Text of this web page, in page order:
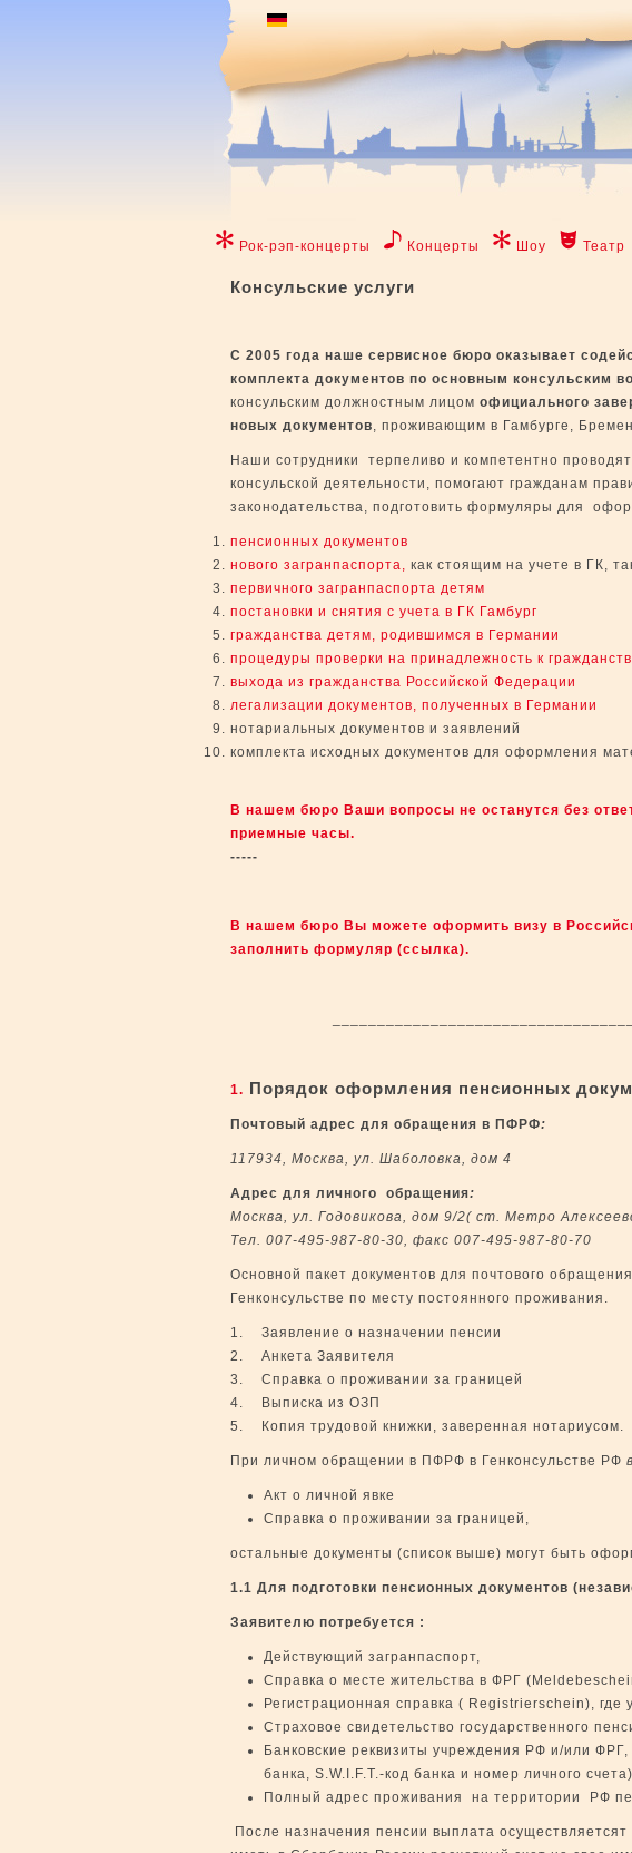
Рок-рэп-концерты Концерты Шоу Театр
Консульские услуги
С 2005 года наше сервисное бюро оказывает
комплекта документов по основным консульским
консульским должностным лицом официального
новых документов, проживающим в Гамбурге,
Наши сотрудники терпеливо и компетентно
консульской деятельности, помогают гражданам
законодательства, подготовить формуляры для
пенсионных документов
нового загранпаспорта, как стоящим на учете в ГК,
первичного загранпаспорта детям
постановки и снятия с учета в ГК Гамбург
гражданства детям, родившимся в Германии
процедуры проверки на принадлежность к
выхода из гражданства Российской Федерации
легализации документов, полученных в Германии
нотариaльных документов и заявлений
комплекта исходных документов для оформления
В нашем бюро Ваши вопросы не останутся без
приемные часы.
-----
В нашем бюро Вы можете оформить визу в
заполнить формуляр (ссылка).
1. Порядок оформления пенсионных
Почтовый адрес для обращения в ПФРФ:
117934, Москва, ул. Шаболовка, дом 4
Адрес для личного обращения:
Москва, ул. Годовикова, дом 9/2( ст. Метро
Тел. 007-495-987-80-30, факс 007-495-987-80-70
Основной пакет документов для почтового
Генконсульстве по месту постоянного проживания.
1. Заявление о назначении пенсии
2. Анкета Заявителя
3. Справка о проживании за границей
4. Выписка из ОЗП
5. Копия трудовой книжки, заверенная нотариусом.
При личном обращении в ПФРФ в Генконсульстве РФ
Акт о личной явке
Справка о проживании за границей,
остальные документы (список выше) могут быть
1.1 Для подготовки пенсионных документов (
Заявителю потребуется :
Действующий загранпаспорт,
Справка о месте жительства в ФРГ
Регистрационная справка ( Registrierschein), где
Страховое свидетельство государственного
Банковские реквизиты учреждения РФ и/или
банка, S.W.I.F.T.-код банка и номер личного счета)
Полный адрес проживания на территории РФ
После назначения пенсии выплата